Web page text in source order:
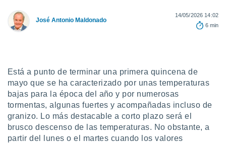
a la
nos
y análisis
en
como
perfil
y
CONFIGURACIÓN
José Antonio Maldonado
14/05/2026 14:02
6 min
Está a punto de terminar una primera quincena de
mayo que se ha caracterizado por unas temperaturas
bajas para la época del año y por numerosas
tormentas, algunas fuertes y acompañadas incluso de
granizo. Lo más destacable a corto plazo será el
brusco descenso de las temperaturas. No obstante, a
partir del lunes o el martes cuando los valores